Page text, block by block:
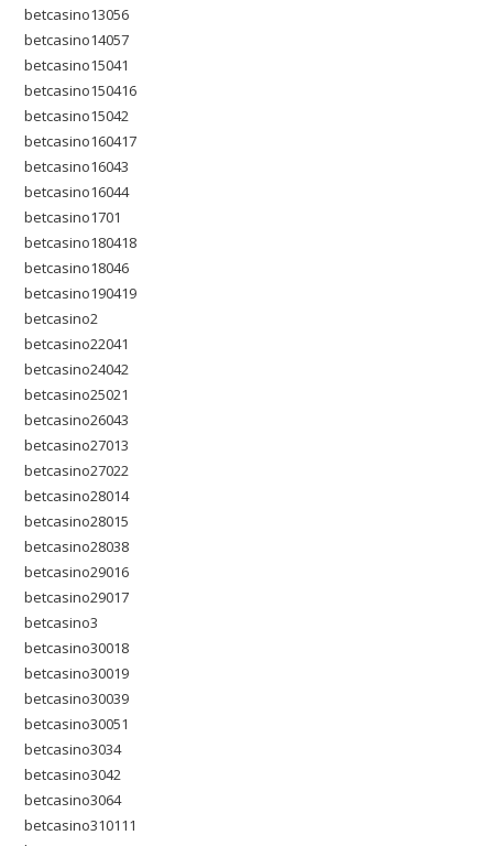
betcasino13056
betcasino14057
betcasino15041
betcasino150416
betcasino15042
betcasino160417
betcasino16043
betcasino16044
betcasino1701
betcasino180418
betcasino18046
betcasino190419
betcasino2
betcasino22041
betcasino24042
betcasino25021
betcasino26043
betcasino27013
betcasino27022
betcasino28014
betcasino28015
betcasino28038
betcasino29016
betcasino29017
betcasino3
betcasino30018
betcasino30019
betcasino30039
betcasino30051
betcasino3034
betcasino3042
betcasino3064
betcasino310111